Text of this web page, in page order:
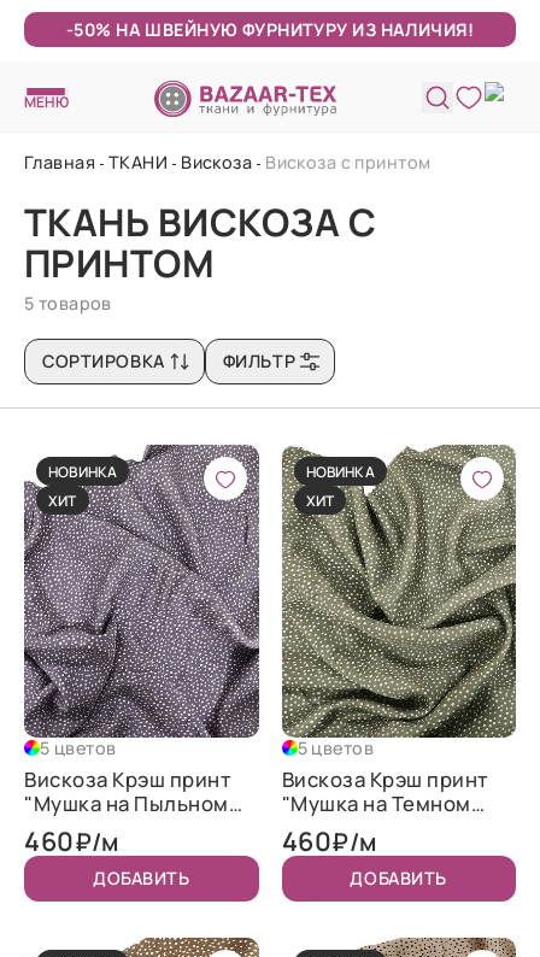
-50% НА ШВЕЙНУЮ ФУРНИТУРУ ИЗ НАЛИЧИЯ!
МЕНЮ
Главная ТКАНИ Вискоза Вискоза с принтом
ТКАНЬ ВИСКОЗА С
ПРИНТОМ
5 товаров
СОРТИРОВКА ФИЛЬТР
НОВИНКА
ХИТ
5 цветов
Вискоза Крэш принт
"Мушка на Пыльном
фиолетовом"
460₽/м
ДОБАВИТЬ
НОВИНКА
ХИТ
5 цветов
Вискоза Крэш принт
"Мушка на Темном
оливковом"
460₽/м
ДОБАВИТЬ